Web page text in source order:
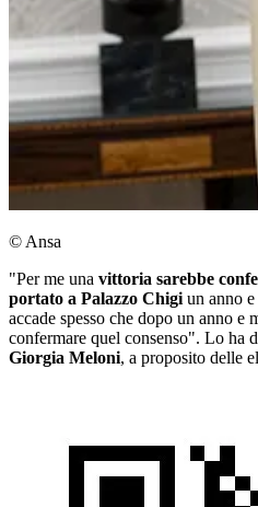
© Ansa
"Per me una vittoria sarebbe
portato a Palazzo Chigi un anno
accade spesso che dopo un anno e
confermare quel consenso". Lo ha
Giorgia Meloni, a proposito delle